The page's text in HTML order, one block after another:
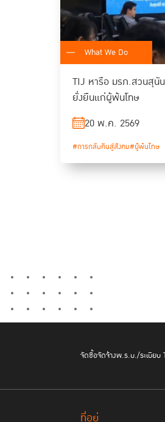
What We Do
TIJ หารือ มรภ.สวนสุนั
ยั่งยืนแก่ผู้พ้นโทษ
20 พ.ค. 2569
#การกลับคืนสู่สังคม#ผู้พ้นโทษ
จัดซื้อจัดจ้างพ.ร.บ./ระเบียบ
ที่อยู่